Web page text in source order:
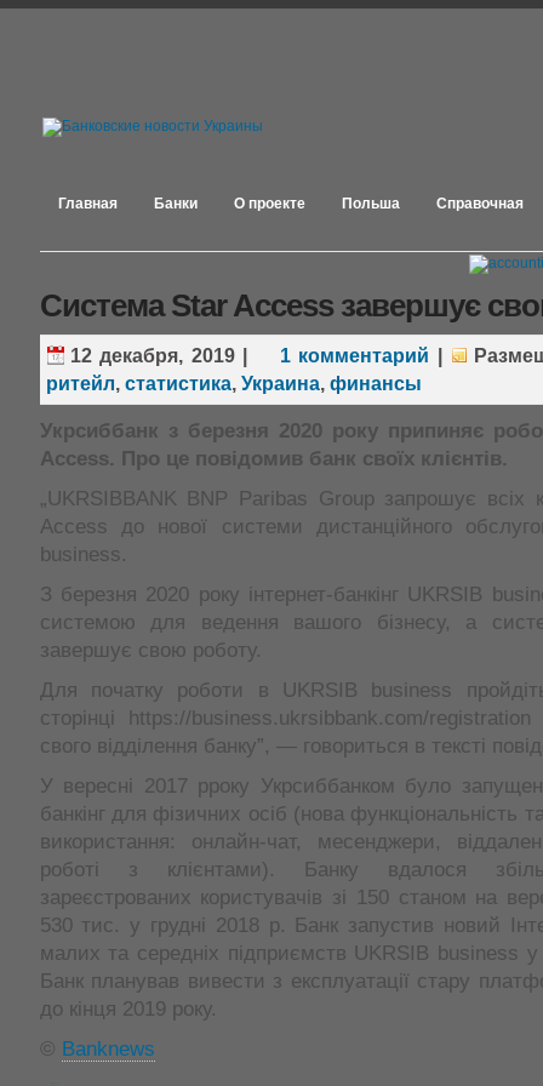
Главная Банки О проекте Польша Справочная
Система Star Access завершує
12 декабря, 2019| 1 комментарий
ритейл, статистика, Украина, финансы
Укрсиббанк з березня 2020 року припиняє
Access. Про це повідомив банк своїх клієнтів.
„UKRSIBBANK BNP Paribas Group запрошує всіх
Access до нової системи дистанційного
business.
З березня 2020 року інтернет-банкінг UKRSIB
системою для ведення вашого бізнесу, а
завершує свою роботу.
Для початку роботи в UKRSIB business
сторінці https://business.ukrsibbank.com/
свого відділення банку”, — говориться в тексті
У вересні 2017 рроку Укрсиббанком було
банкінг для фізичних осіб (нова функціональність
використання: онлайн-чат, месенджери,
роботі з клієнтами). Банку вдалося
зареєстрованих користувачів зі 150 станом на
530 тис. у грудні 2018 р. Банк запустив новий
малих та середніх підприємств UKRSIB business у
Банк планував вивести з експлуатації стару
до кінця 2019 року.
© Banknews